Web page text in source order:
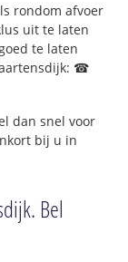
rondom afvoer
uit te laten
te laten
☎
dan snel voor
bij u in
Bel